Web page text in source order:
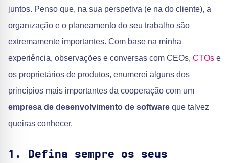
juntos. Penso que, na sua perspetiva (e na do cliente), a
organização e o planeamento do seu trabalho são
extremamente importantes. Com base na minha
experiência, observações e conversas com CEOs, CTOs e
os proprietários de produtos, enumerei alguns dos
princípios mais importantes da cooperação com um
empresa de desenvolvimento de software que talvez
queiras conhecer.
1. Defina sempre os seus